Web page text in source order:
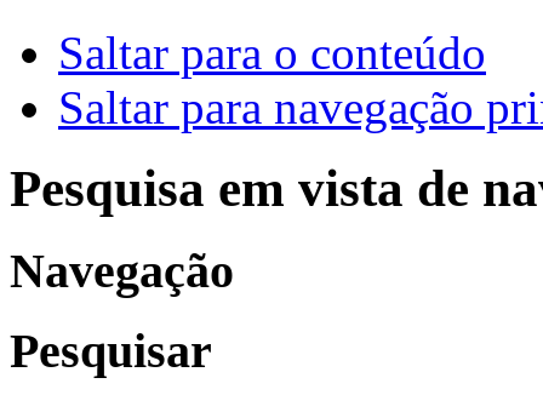
Saltar para o conteúdo
Saltar para navegação
Pesquisa em vista de
Navegação
Pesquisar